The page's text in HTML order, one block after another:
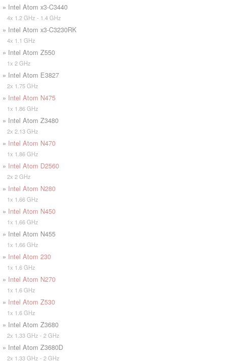
» Intel Atom x3-C3440
4x 1.2 GHz - 1.4 GHz
» Intel Atom x3-C3230RK
4x 1.1 GHz
» Intel Atom Z550
1x 2 GHz
» Intel Atom E3827
2x 1.75 GHz
» Intel Atom N475
1x 1.86 GHz
» Intel Atom Z3480
2x 2.13 GHz
» Intel Atom N470
1x 1.86 GHz
» Intel Atom D2560
2x 2 GHz
» Intel Atom N280
1x 1.66 GHz
» Intel Atom N450
1x 1.66 GHz
» Intel Atom N455
1x 1.66 GHz
» Intel Atom 230
1x 1.6 GHz
» Intel Atom N270
1x 1.6 GHz
» Intel Atom Z530
1x 1.6 GHz
» Intel Atom Z3680
2x 1.33 GHz - 2 GHz
» Intel Atom Z3680D
2x 1.33 GHz - 2 GHz